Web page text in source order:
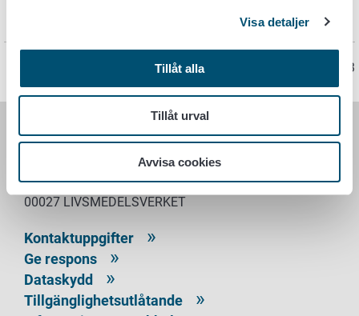
Visa detaljer
Tillåt alla
Tillåt urval
Avvisa cookies
Sidan har senast uppdaterats 19.12.2023
LIVSMEDELSVERKET
PB 100
00027 LIVSMEDELSVERKET
Kontaktuppgifter
Ge respons
Dataskydd
Tillgänglighetsutlåtande